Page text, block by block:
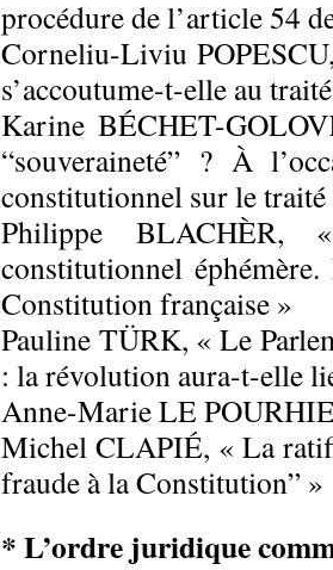
procédure de l’article 54
Corneliu-Liviu
s’accoutume-t-elle au
Karine BÉCHET-
“souveraineté” ? À
constitutionnel sur le
Philippe BLACHÈR,
constitutionnel
Constitution française »
Pauline TÜRK, « Le
: la révolution aura-t-elle
Anne-Marie LE
Michel CLAPIÉ, « La
fraude à la Constitution” »
* L’ordre juridique